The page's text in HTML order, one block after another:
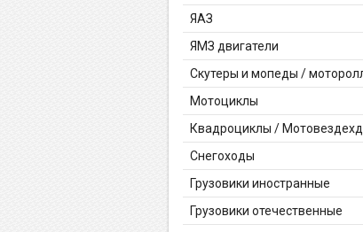
ЯАЗ
ЯМЗ двигатели
Скутеры и мопеды /
Мотоциклы
Квадроциклы /
Снегоходы
Грузовики иностранные
Грузовики отечественные